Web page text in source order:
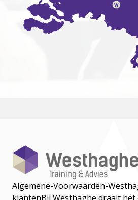
Algemene-Voorwaarden-